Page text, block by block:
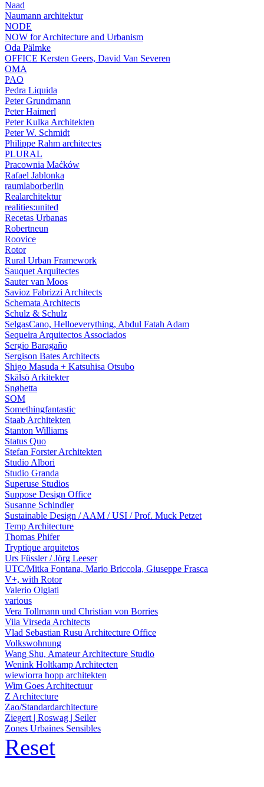
Naad
Naumann architektur
NODE
NOW for Architecture and Urbanism
Oda Pälmke
OFFICE Kersten Geers, David Van Severen
OMA
PAO
Pedra Liquida
Peter Grundmann
Peter Haimerl
Peter Kulka Architekten
Peter W. Schmidt
Philippe Rahm architectes
PLURAL
Pracownia Maćków
Rafael Jablonka
raumlaborberlin
Realarchitektur
realities:united
Recetas Urbanas
Robertneun
Roovice
Rotor
Rural Urban Framework
Sauquet Arquitectes
Sauter van Moos
Savioz Fabrizzi Architects
Schemata Architects
Schulz & Schulz
SelgasCano, Helloeverything, Abdul Fatah Adam
Sequeira Arquitectos Associados
Sergio Baragaño
Sergison Bates Architects
Shigo Masuda + Katsuhisa Otsubo
Skälsö Arkitekter
Snøhetta
SOM
Somethingfantastic
Staab Architekten
Stanton Williams
Status Quo
Stefan Forster Architekten
Studio Albori
Studio Granda
Superuse Studios
Suppose Design Office
Susanne Schindler
Sustainable Design / AAM / USI / Prof. Muck Petzet
Temp Architecture
Thomas Phifer
Tryptique arquitetos
Urs Füssler / Jörg Leeser
UTC/Mitka Fontana, Mario Briccola, Giuseppe Frasca
V+, with Rotor
Valerio Olgiati
various
Vera Tollmann und Christian von Borries
Vila Virseda Architects
Vlad Sebastian Rusu Architecture Office
Volkswohnung
Wang Shu, Amateur Architecture Studio
Wenink Holtkamp Architecten
wiewiorra hopp architekten
Wim Goes Architectuur
Z Architecture
Zao/Standardarchitecture
Ziegert | Roswag | Seiler
Zones Urbaines Sensibles
Reset